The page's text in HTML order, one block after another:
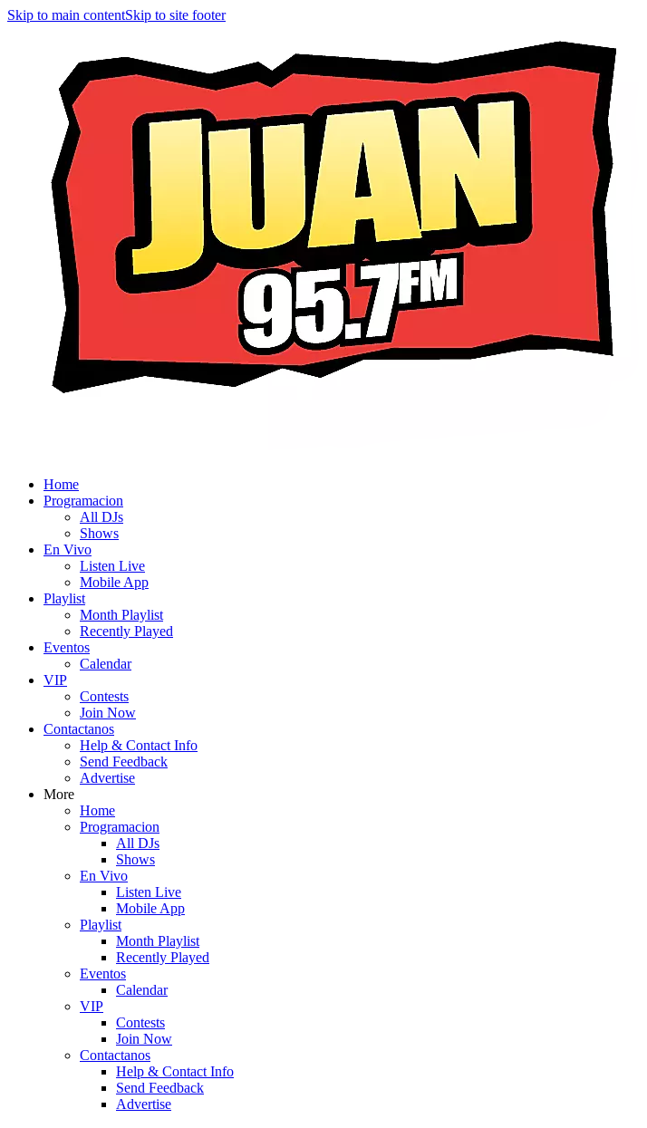
Skip to main contentSkip to site footer
Home
Programacion
All DJs
Shows
En Vivo
Listen Live
Mobile App
Playlist
Month Playlist
Recently Played
Eventos
Calendar
VIP
Contests
Join Now
Contactanos
Help & Contact Info
Send Feedback
Advertise
More
Home
Programacion
All DJs
Shows
En Vivo
Listen Live
Mobile App
Playlist
Month Playlist
Recently Played
Eventos
Calendar
VIP
Contests
Join Now
Contactanos
Help & Contact Info
Send Feedback
Advertise